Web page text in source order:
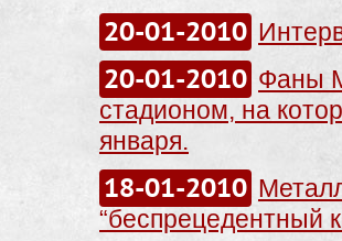
20-01-2010
20-01-2010 Фаны
стадионом, на
января.
18-01-2010
“беспрецедентный